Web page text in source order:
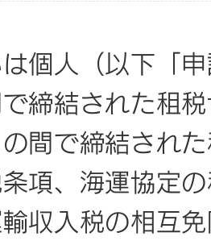
個人（以下「
締結された租
間で締結され
項、海運協定
収入税の相互